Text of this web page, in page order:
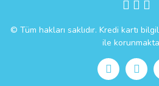
© Tüm hakları saklıdır. Kredi kartı
ile